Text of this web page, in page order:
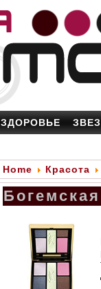
ЗДОРОВЬЕ
Home Красота